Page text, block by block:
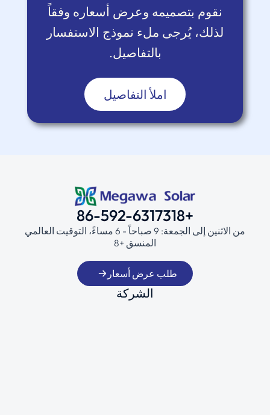
نقوم بتصميمه وعرض أسعاره وفقاً
لذلك، يُرجى ملء نموذج الاستفسار
بالتفاصيل.
املأ التفاصيل
+86-592-6317318
من الاثنين إلى الجمعة: 9 صباحاً - 6 مساءً، التوقيت العالمي
المنسق +8
طلب عرض أسعار
الشركة